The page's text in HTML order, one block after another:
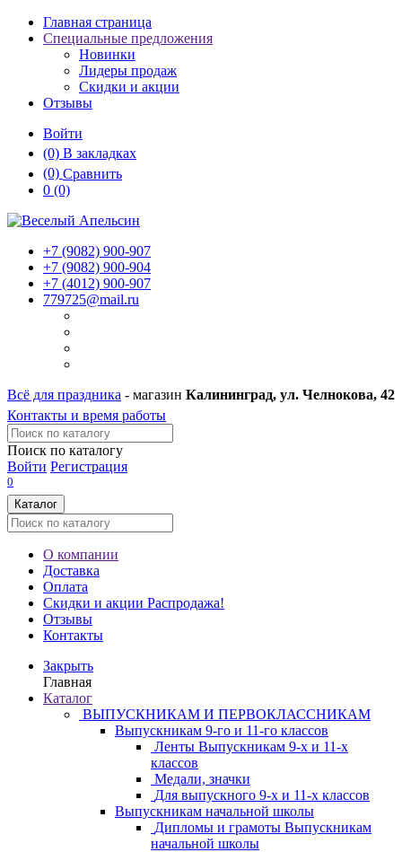
Главная страница
Специальные предложения
Новинки
Лидеры продаж
Скидки и акции
Отзывы
Войти
(0) В закладках
(0) Сравнить
0 (0)
+7 (9082) 900-907
+7 (9082) 900-904
+7 (4012) 900-907
779725@mail.ru
Всё для праздника - магазин Калининград, ул. Челнокова, 42
Контакты и время работы
Поиск по каталогу
Войти Регистрация
0
Каталог
О компании
Доставка
Оплата
Скидки и акции Распродажа!
Отзывы
Контакты
Закрыть
Главная
Каталог
ВЫПУСКНИКАМ И ПЕРВОКЛАССНИКАМ
Выпускникам 9-го и 11-го классов
Ленты Выпускникам 9-х и 11-х
классов
Медали, значки
Для выпускного 9-х и 11-х классов
Выпускникам начальной школы
Дипломы и грамоты Выпускникам
начальной школы